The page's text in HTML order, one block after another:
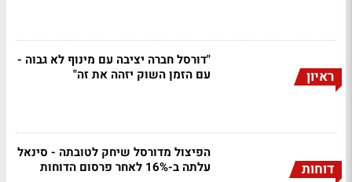
ראיון
"דורסל חברה יציבה עם מינוף לא גבוה -
עם הזמן השוק יזהה את זה"
דוחות
הפיצול מדורסל שיחק לטובתה - סינאל
עלתה ב-16% לאחר פרסום הדוחות